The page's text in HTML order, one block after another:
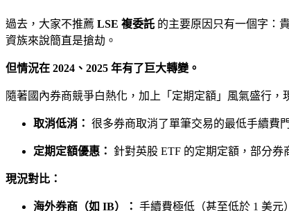
過去，大家不推薦 LSE 複委託 的主要原因只有一個字：
資族來說簡直是搶劫。
但情況在 2024、2025 年有了巨大轉變。
隨著國內券商競爭白熱化，加上「定期定額」風氣盛行
取消低消： 很多券商取消了單筆交易的最低手續費
定期定額優惠： 針對英股 ETF 的定期定額，部分券
現況對比：
海外券商（如 IB）： 手續費極低（甚至低於 1 美元